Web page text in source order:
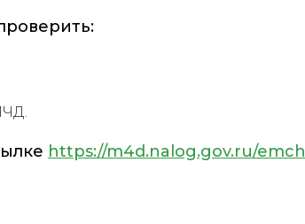
https://m4d.nalog.gov.ru/